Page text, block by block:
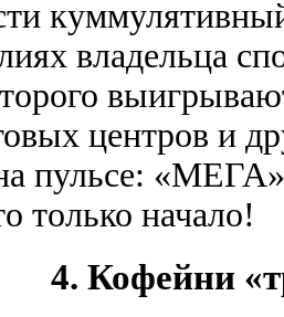
владельца
центров и
пульсе:
только начало!
4. Кофейни